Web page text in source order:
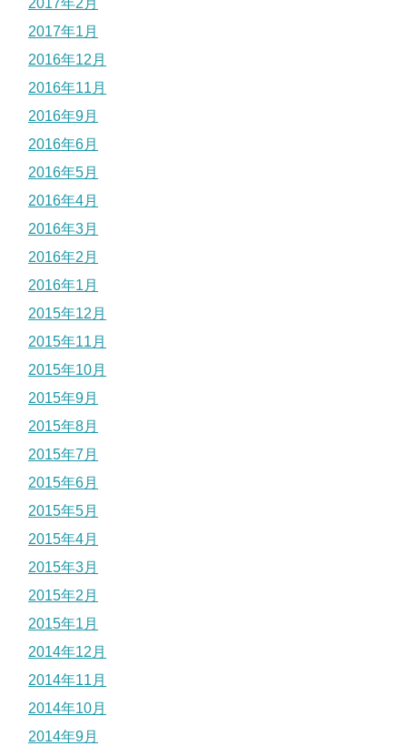
2017年2月
2017年1月
2016年12月
2016年11月
2016年9月
2016年6月
2016年5月
2016年4月
2016年3月
2016年2月
2016年1月
2015年12月
2015年11月
2015年10月
2015年9月
2015年8月
2015年7月
2015年6月
2015年5月
2015年4月
2015年3月
2015年2月
2015年1月
2014年12月
2014年11月
2014年10月
2014年9月